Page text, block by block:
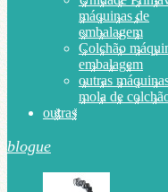
máquinas de
embalagem
Colchão
embalagem
outras
mola de
outras
blogue